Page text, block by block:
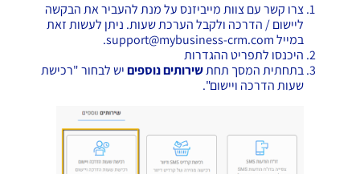
צרו קשר עם צוות מייביזנס על מנת להעביר את הבקשה
ליישום / הדרכה ולקבל הערכת שעות. ניתן לעשות זאת
במייל support@mybusiness-crm.com.
היכנסו לתפריט ההגדרות
בתחתית המסך תחתשירותים נוספיםיש לבחור "רכישת
שעות הדרכה ויישום".